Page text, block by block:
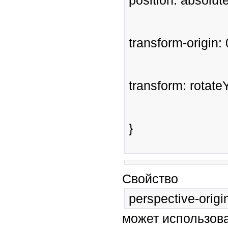
transform-origin:
transform:
}
Свойство
perspective-
может